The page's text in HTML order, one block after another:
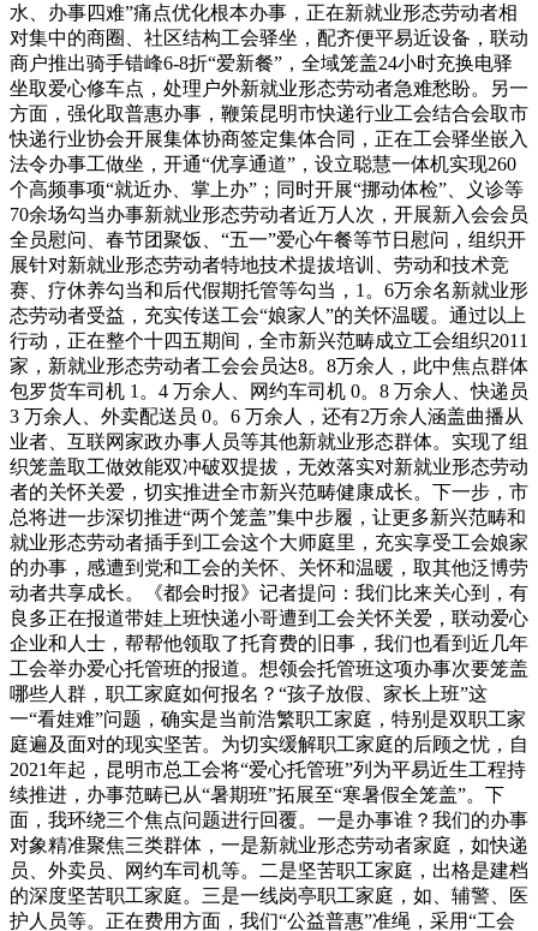
水、办事四难”痛点优化根本办事，正在新就业形态劳动者相
对集中的商圈、社区结构工会驿坐，配齐便平易近设备，联动
商户推出骑手错峰6-8折“爱新餐”，全域笼盖24小时充换电驿
坐取爱心修车点，处理户外新就业形态劳动者急难愁盼。另一
方面，强化取普惠办事，鞭策昆明市快递行业工会结合会取市
快递行业协会开展集体协商签定集体合同，正在工会驿坐嵌入
法令办事工做坐，开通“优享通道”，设立聪慧一体机实现260
个高频事项“就近办、掌上办”；同时开展“挪动体检”、义诊等
70余场勾当办事新就业形态劳动者近万人次，开展新入会会员
全员慰问、春节团聚饭、“五一”爱心午餐等节日慰问，组织开
展针对新就业形态劳动者特地技术提拔培训、劳动和技术竞
赛、疗休养勾当和后代假期托管等勾当，1。6万余名新就业形
态劳动者受益，充实传送工会“娘家人”的关怀温暖。通过以上
行动，正在整个十四五期间，全市新兴范畴成立工会组织2011
家，新就业形态劳动者工会会员达8。8万余人，此中焦点群体
包罗货车司机 1。4 万余人、网约车司机 0。8 万余人、快递员
3 万余人、外卖配送员 0。6 万余人，还有2万余人涵盖曲播从
业者、互联网家政办事人员等其他新就业形态群体。实现了组
织笼盖取工做效能双冲破双提拔，无效落实对新就业形态劳动
者的关怀关爱，切实推进全市新兴范畴健康成长。下一步，市
总将进一步深切推进“两个笼盖”集中步履，让更多新兴范畴和
就业形态劳动者插手到工会这个大师庭里，充实享受工会娘家
的办事，感遭到党和工会的关怀、关怀和温暖，取其他泛博劳
动者共享成长。《都会时报》记者提问：我们比来关心到，有
良多正在报道带娃上班快递小哥遭到工会关怀关爱，联动爱心
企业和人士，帮帮他领取了托育费的旧事，我们也看到近几年
工会举办爱心托管班的报道。想领会托管班这项办事次要笼盖
哪些人群，职工家庭如何报名？“孩子放假、家长上班”这
一“看娃难”问题，确实是当前浩繁职工家庭，特别是双职工家
庭遍及面对的现实坚苦。为切实缓解职工家庭的后顾之忧，自
2021年起，昆明市总工会将“爱心托管班”列为平易近生工程持
续推进，办事范畴已从“暑期班”拓展至“寒暑假全笼盖”。下
面，我环绕三个焦点问题进行回覆。一是办事谁？我们的办事
对象精准聚焦三类群体，一是新就业形态劳动者家庭，如快递
员、外卖员、网约车司机等。二是坚苦职工家庭，出格是建档
的深度坚苦职工家庭。三是一线岗亭职工家庭，如、辅警、医
护人员等。正在费用方面，我们“公益普惠”准绳，采用“工会